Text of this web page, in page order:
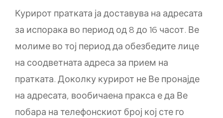
Курирот пратката ја доставува на адресата
за испорака во период од 8 до 16 часот. Ве
молиме во тој период да обезбедите лице
на соодветната адреса за прием на
пратката. Доколку курирот не Ве пронајде
на адресата, вообичаена пракса е да Ве
побара на телефонскиот број кој сте го